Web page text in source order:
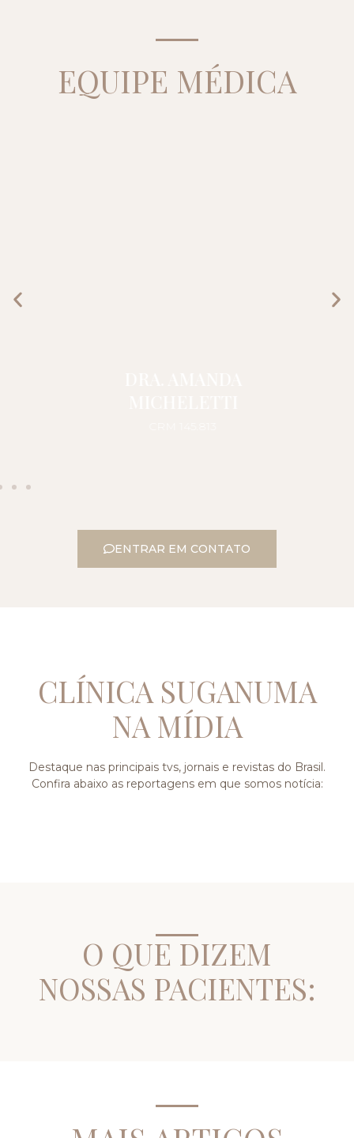
EQUIPE MÉDICA
ENTRAR EM CONTATO
CLÍNICA SUGANUMA
NA MÍDIA
Destaque nas principais tvs, jornais e revistas do Brasil.
Confira abaixo as reportagens em que somos notícia:
O QUE DIZEM
NOSSAS PACIENTES: